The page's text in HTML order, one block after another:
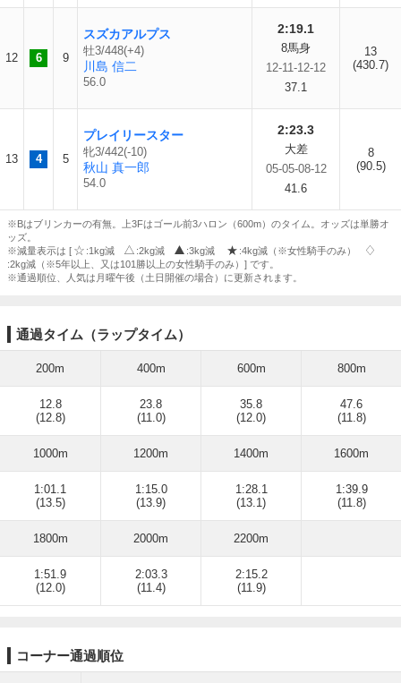
12 6 9
スズカアルプス
牡3/448(+4)
川島 信二
56.0
2:19.1
8馬身
12-11-12-12
37.1
13
(430.7)
13 4 5
プレイリースター
牝3/442(-10)
秋山 真一郎
54.0
2:23.3
大差
05-05-08-12
41.6
8
(90.5)
※Bはブリンカーの有無。上3Fはゴール前3ハロン（600m）のタイム。オッズは単勝オ
ッズ。
※減量表示は [
:1kg減 :2kg減 :3kg減
:4kg減（※女性騎手のみ）
:2kg減（※5年以上、又は101勝以上の女性騎手のみ）] です。
※通過順位、人気は月曜午後（土日開催の場合）に更新されます。
通過タイム（ラップタイム）
200m 400m 600m 800m
12.8
(12.8)
23.8
(11.0)
35.8
(12.0)
47.6
(11.8)
1000m 1200m 1400m 1600m
1:01.1
(13.5)
1:15.0
(13.9)
1:28.1
(13.1)
1:39.9
(11.8)
1800m 2000m 2200m
1:51.9
(12.0)
2:03.3
(11.4)
2:15.2
(11.9)
コーナー通過順位